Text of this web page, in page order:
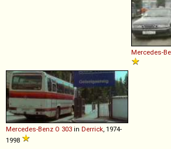
Mercedes-
Mercedes-Benz O 303 in Derrick, 1974-
1998